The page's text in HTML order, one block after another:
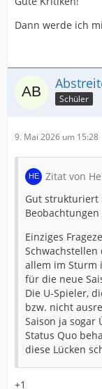
Dann werde ich
Schüler
9. Mai 2026 um 15:28
Zitat von
Gut strukturiert
Einziges
allem im Sturm
für die neue
Die U-Spieler,
bzw. nicht
Saison ja sogar
Status Quo
diese Lücken
+1